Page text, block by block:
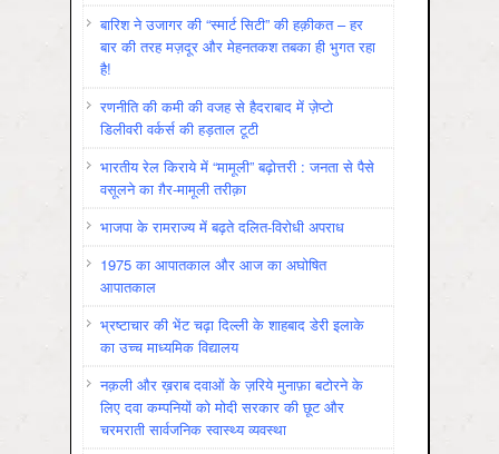
बारिश ने उजागर की “स्मार्ट सिटी” की हक़ीकत – हर
बार की तरह मज़दूर और मेहनतकश तबका ही भुगत रहा
है!
रणनीति की कमी की वजह से हैदराबाद में ज़ेप्टो
डिलीवरी वर्कर्स की हड़ताल टूटी
भारतीय रेल किराये में “मामूली” बढ़ोत्तरी : जनता से पैसे
वसूलने का ग़ैर-मामूली तरीक़ा
भाजपा के रामराज्य में बढ़ते दलित-विरोधी अपराध
1975 का आपातकाल और आज का अघोषित
आपातकाल
भ्रष्टाचार की भेंट चढ़ा दिल्ली के शाहबाद डेरी इलाके
का उच्च माध्यमिक विद्यालय
नक़ली और ख़राब दवाओं के ज़रिये मुनाफ़ा बटोरने के
लिए दवा कम्पनियों को मोदी सरकार की छूट और
चरमराती सार्वजनिक स्वास्थ्य व्यवस्था